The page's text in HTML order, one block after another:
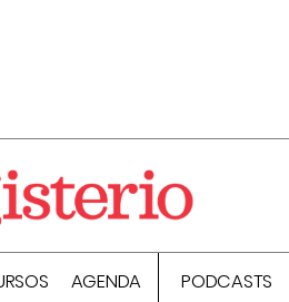
AGENDA PODCASTS